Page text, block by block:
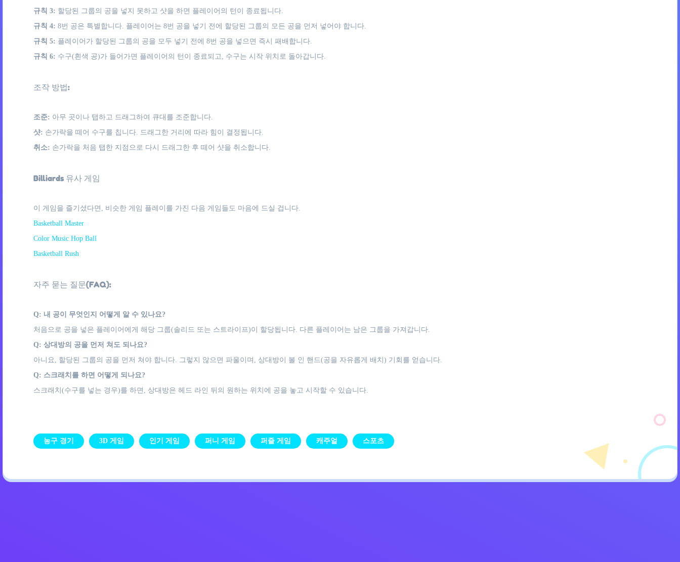
규칙 3: 할당된 그룹의 공을 넣지 못하고 샷을 하면 플레이어의 턴이 종료됩니다.
규칙 4: 8번 공은 특별합니다. 플레이어는 8번 공을 넣기 전에 할당된 그룹의 모든 공을 먼저 넣어야 합니다.
규칙 5: 플레이어가 할당된 그룹의 공을 모두 넣기 전에 8번 공을 넣으면 즉시 패배합니다.
규칙 6: 수구(흰색 공)가 들어가면 플레이어의 턴이 종료되고, 수구는 시작 위치로 돌아갑니다.
조작 방법:
조준: 아무 곳이나 탭하고 드래그하여 큐대를 조준합니다.
샷: 손가락을 떼어 수구를 칩니다. 드래그한 거리에 따라 힘이 결정됩니다.
취소: 손가락을 처음 탭한 지점으로 다시 드래그한 후 떼어 샷을 취소합니다.
Billiards 유사 게임
이 게임을 즐기셨다면, 비슷한 게임 플레이를 가진 다음 게임들도 마음에 드실 겁니다.
Basketball Master
Color Music Hop Ball
Basketball Rush
자주 묻는 질문(FAQ):
Q: 내 공이 무엇인지 어떻게 알 수 있나요?
처음으로 공을 넣은 플레이어에게 해당 그룹(솔리드 또는 스트라이프)이 할당됩니다. 다른 플레이어는 남은 그룹을 가져갑니다.
Q: 상대방의 공을 먼저 쳐도 되나요?
아니요, 할당된 그룹의 공을 먼저 쳐야 합니다. 그렇지 않으면 파울이며, 상대방이 볼 인 핸드(공을 자유롭게 배치) 기회를 얻습니다.
Q: 스크래치를 하면 어떻게 되나요?
스크래치(수구를 넣는 경우)를 하면, 상대방은 헤드 라인 뒤의 원하는 위치에 공을 놓고 시작할 수 있습니다.
농구 경기 3D 게임 인기 게임 퍼니 게임 퍼즐 게임 캐주얼 스포츠